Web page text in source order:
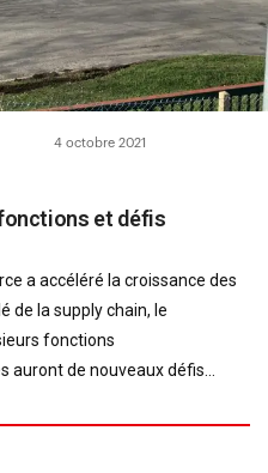
et défis
4 octobre 2021
a accéléré la croissance des
de la supply chain, le
fonctions
de nouveaux défis...